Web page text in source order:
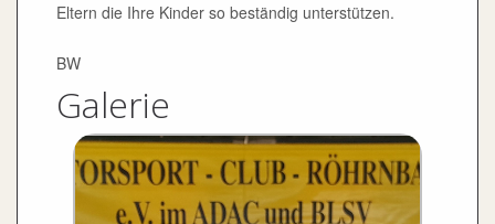
Eltern die Ihre Kinder so beständig unterstützen.
BW
Galerie